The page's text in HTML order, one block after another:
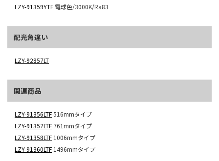
LZY-91359YTF 電球色/3000K/Ra83
配光角違い
LZY-92857LT
関連商品
LZY-91356LTF516mmタイプ
LZY-91357LTF 761mmタイプ
LZY-91358LTF 1006mmタイプ
LZY-91360LTF 1496mmタイプ